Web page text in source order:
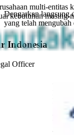
Dengarkan langsung
yang telah
multi-entitas
kebutuhan masing-
Indonesia
Officer
kami,
PT
Tria